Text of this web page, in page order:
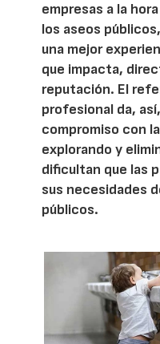
empresas a la
los aseos
una mejor
que impacta,
reputación. El
profesional da,
compromiso con
explorando y
dificultan que las
sus necesidades
públicos.